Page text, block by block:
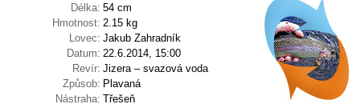
Délka: 54 cm
Hmotnost: 2.15 kg
Lovec: Jakub Zahradník
Datum: 22.6.2014, 15:00
Revír: Jizera – svazová voda
Způsob: Plavaná
Nástraha: Třešeň